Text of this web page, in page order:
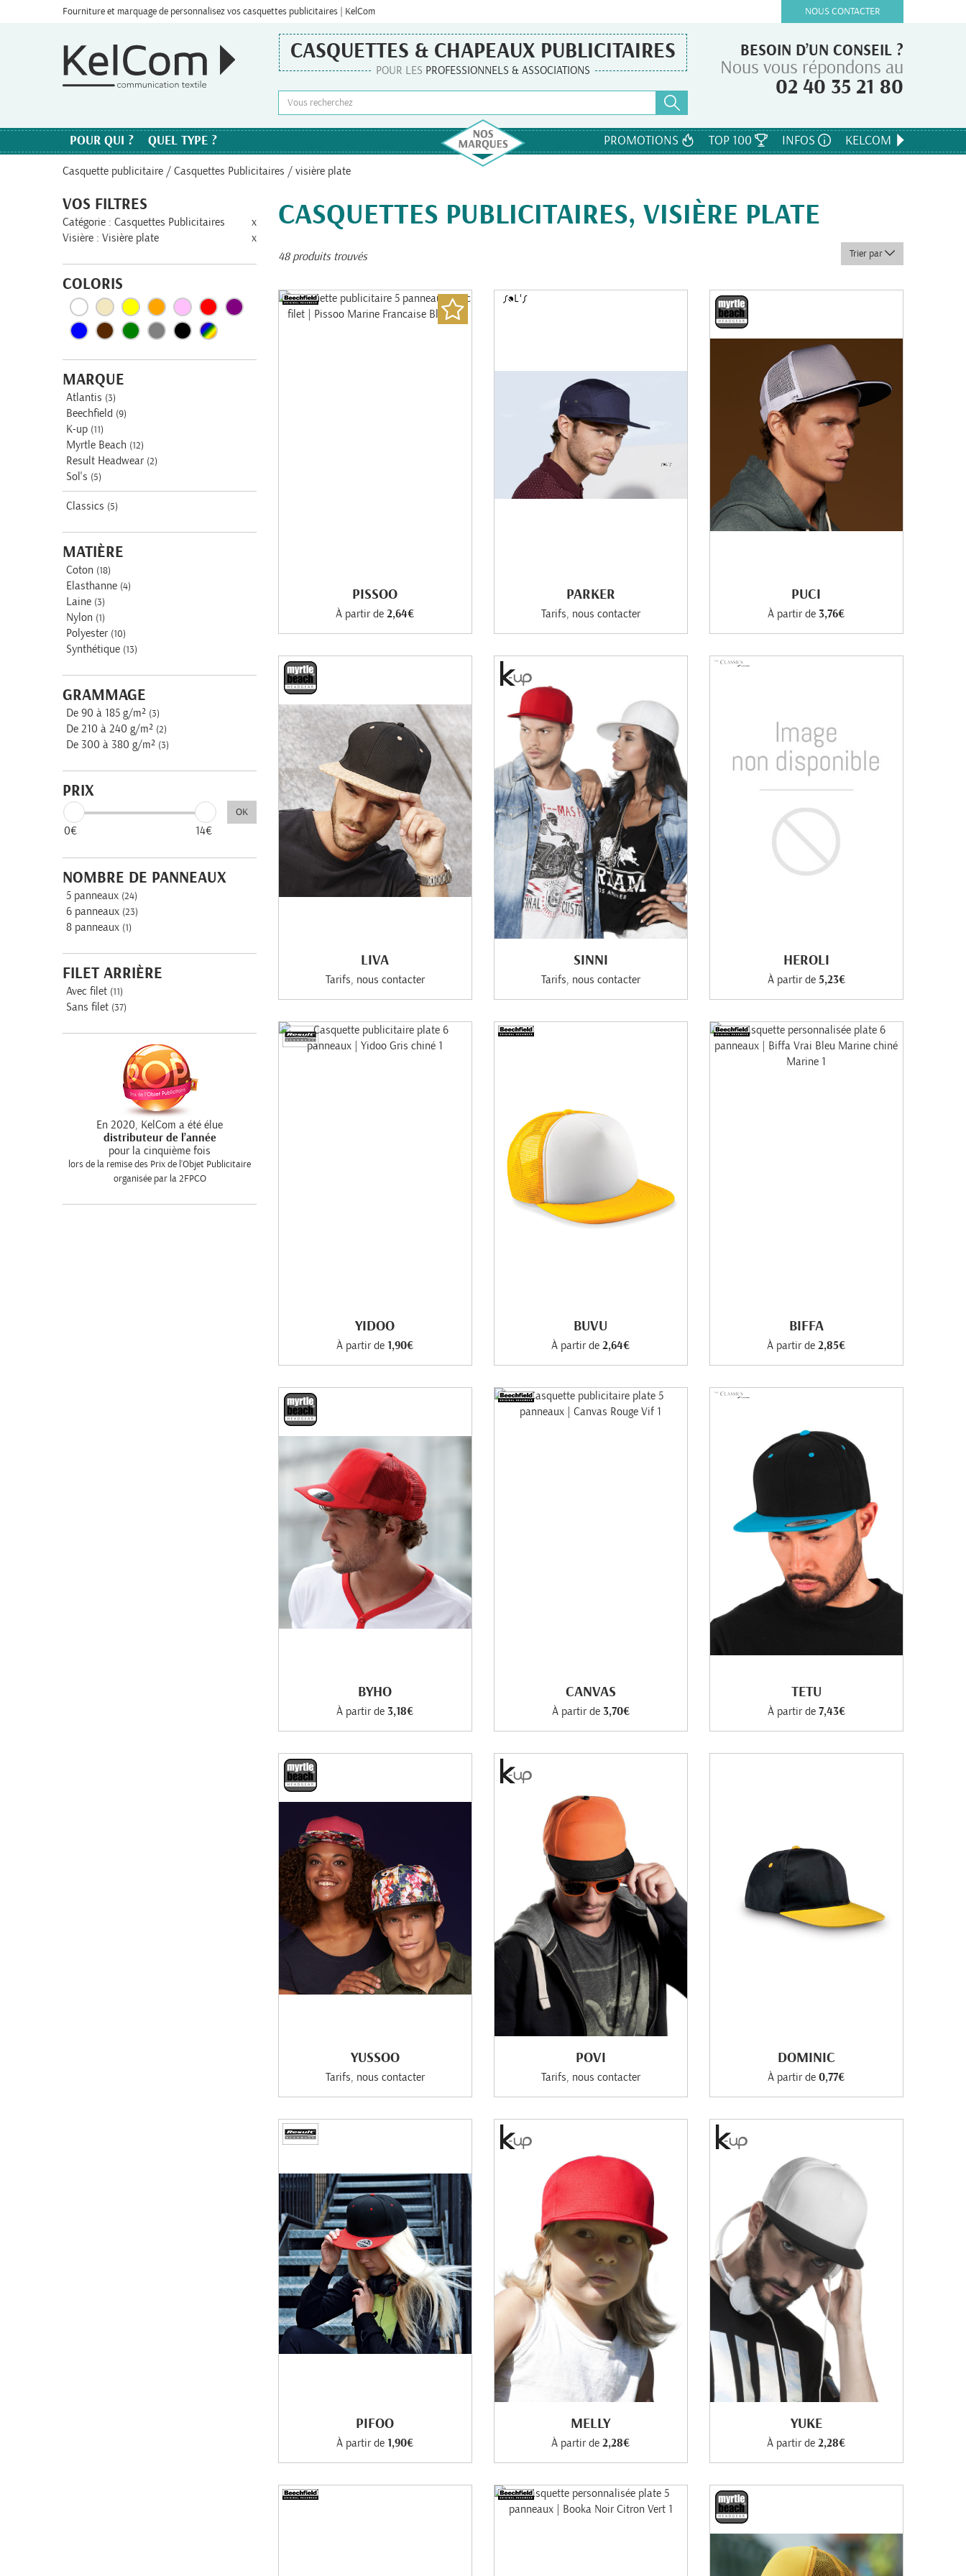
Fourniture et marquage de personnalisez vos casquettes publicitaires | KelCom NOUS CONTACTER
BESOIN D’UN CONSEIL ?
Nous vous répondons au
02 40 35 21 80
CASQUETTES & CHAPEAUX PUBLICITAIRES
POUR LES PROFESSIONNELS & ASSOCIATIONS
POUR QUI ? QUEL TYPE ? PROMOTIONS TOP 100 INFOS KELCOM
Casquette publicitaire / Casquettes Publicitaires / visière plate
VOS FILTRES
Catégorie : Casquettes Publicitaires
x
Visière : Visière plate
x
COLORIS
MARQUE
Atlantis (3)
Beechfield (9)
K-up (11)
Myrtle Beach (12)
Result Headwear (2)
Sol's (5)
Classics (5)
MATIÈRE
Coton (18)
Elasthanne (4)
Laine (3)
Nylon (1)
Polyester (10)
Synthétique (13)
GRAMMAGE
De 90 à 185 g/m² (3)
De 210 à 240 g/m² (2)
De 300 à 380 g/m² (3)
PRIX
0€ 14€
OK
NOMBRE DE PANNEAUX
5 panneaux (24)
6 panneaux (23)
8 panneaux (1)
FILET ARRIÈRE
Avec filet (11)
Sans filet (37)
En 2020, KelCom a été élue
distributeur de l’année
pour la cinquième fois
lors de la remise des Prix de l’Objet Publicitaire
organisée par la 2FPCO
CASQUETTES PUBLICITAIRES, VISIÈRE PLATE
48 produits trouvés Trier par
PISSOO
À partir de 2,64€
PARKER
Tarifs, nous contacter
PUCI
À partir de3,76€
LIVA
Tarifs, nous contacter
SINNI
Tarifs, nous contacter
HEROLI
À partir de 5,23€
YIDOO
À partir de1,90€
BUVU
À partir de 2,64€
BIFFA
À partir de 2,85€
BYHO
À partir de3,18€
CANVAS
À partir de 3,70€
TETU
À partir de 7,43€
YUSSOO
Tarifs, nous contacter
POVI
Tarifs, nous contacter
DOMINIC
À partir de0,77€
PIFOO
À partir de1,90€
MELLY
À partir de 2,28€
YUKE
À partir de 2,28€